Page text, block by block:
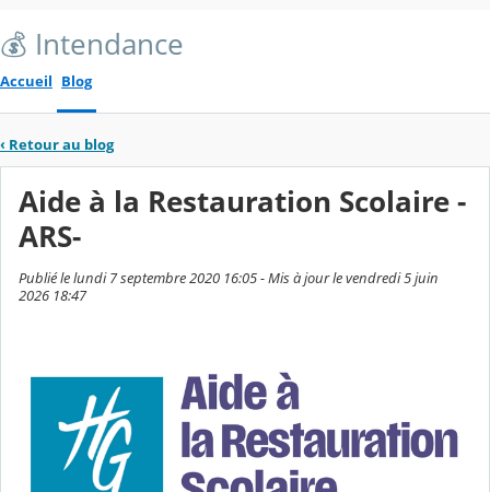
💰 Intendance
Accueil Blog
‹ Retour au blog
Aide à la Restauration Scolaire -
ARS-
Publié le lundi 7 septembre 2020 16:05 - Mis à jour le vendredi 5 juin
2026 18:47